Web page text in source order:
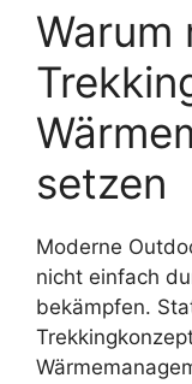
Warum
setzen
Moderne
nicht einfach
bekämpfen.